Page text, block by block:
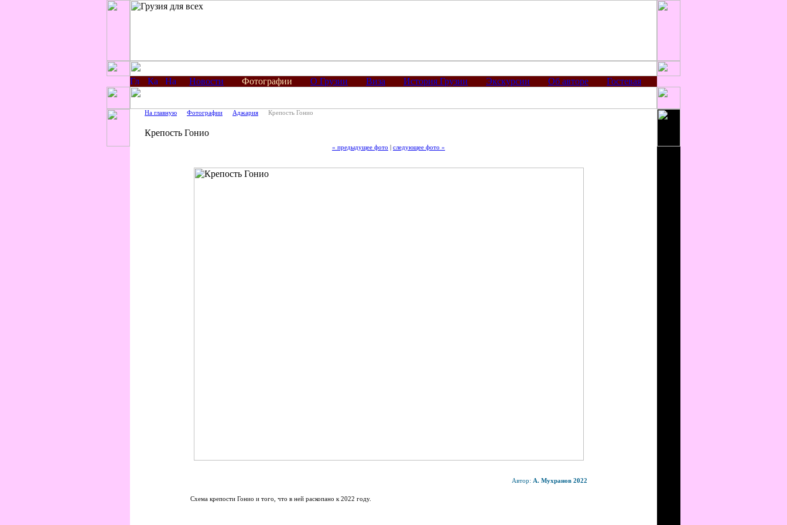
Новости Фотографии О Грузии Виза История Грузии Экскурсии Об авторе Гостевая
На главную Фотографии Аджария Крепость Гонио
Крепость Гонио
« предыдущее фото следующее фото »
Автор: А. Мухранов 2022
Схема крепости Гонио и того, что в ней раскопано к 2022 году.